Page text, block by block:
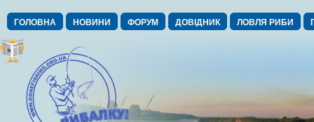
ГОЛОВНА НОВИНИ ФОРУМ ДОВІДНИК ЛОВЛЯ РИБИ